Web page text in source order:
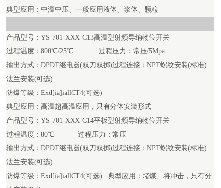
典型应用：中温中压、一般应用液体、浆体、颗粒
产品型号：YS-701-XXX-C13高温型射频导纳物位开关
过程温度：800℃/25℃ 过程压力：常压/5Mpa
输出方式：DPDT继电器(双刀双掷)过程连接：NPT螺纹安装(标准)
法兰安装(可选)
防爆等级：Exd[ia]iallCT4(可选)
典型应用：高温超高温应用，只有分体安装形式
产品型号：YS-701-XXX-C14平板型射频导纳物位开关
过程温度：80℃ 过程压力：常压
输出方式：DPDT继电器(双刀双掷)过程连接：NPT螺纹安装(标准)
法兰安装(可选)
防爆等级：Exd[ia]iallCT4(可选) 典型应用：堵煤、将冲击，只有分